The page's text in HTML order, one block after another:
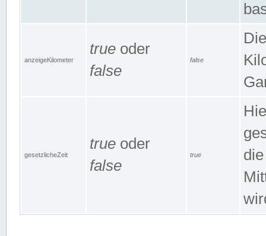
anzeigeKilometer
true oder
false
false
gesetzlicheZeit
true oder
false
true